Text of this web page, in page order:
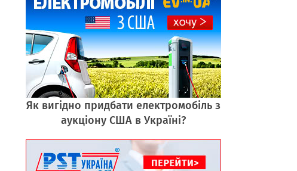
Як вигідно придбати електромобіль з
аукціону США в Україні?